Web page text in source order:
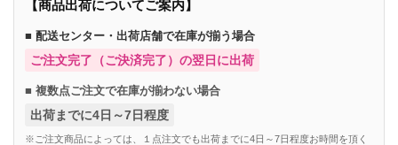
【商品出荷についてご案内】
■ 配送センター・出荷店舗で在庫が揃う場合
ご注文完了（ご決済完了）の翌日に出荷
■ 複数点ご注文で在庫が揃わない場合
出荷までに4日～7日程度
※ご注文商品によっては、１点注文でも出荷までに4日～7日程度お時間を頂く